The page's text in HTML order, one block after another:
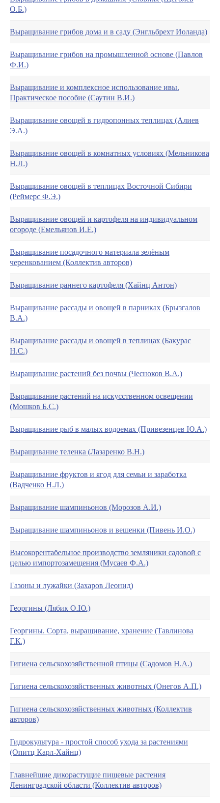
О.Б.)
Выращивание грибов дома и в саду (Энгльбрехт Иоланда)
Выращивание грибов на промышленной основе (Павлов
Ф.И.)
Выращивание и комплексное использование ивы.
Практическое пособие (Саутин В.И.)
Выращивание овощей в гидропонных теплицах (Алиев
Э.А.)
Выращивание овощей в комнатных условиях (Мельникова
Н.Л.)
Выращивание овощей в теплицах Восточной Сибири
(Реймерс Ф.Э.)
Выращивание овощей и картофеля на индивидуальном
огороде (Емельянов И.Е.)
Выращивание посадочного материала зелёным
черенкованием (Коллектив авторов)
Выращивание раннего картофеля (Хайнц Антон)
Выращивание рассады и овощей в парниках (Брызгалов
В.А.)
Выращивание рассады и овощей в теплицах (Бакурас
Н.С.)
Выращивание растений без почвы (Чесноков В.А.)
Выращивание растений на искусственном освещении
(Мошков Б.С.)
Выращивание рыб в малых водоемах (Привезенцев Ю.А.)
Выращивание теленка (Лазаренко В.Н.)
Выращивание фруктов и ягод для семьи и заработка
(Вадченко Н.Л.)
Выращивание шампиньонов (Морозов А.И.)
Выращивание шампиньонов и вешенки (Пивень И.О.)
Высокорентабельное производство земляники садовой с
целью импортозамещения (Мусаев Ф.А.)
Газоны и лужайки (Захаров Леонид)
Георгины (Лябик О.Ю.)
Георгины. Сорта, выращивание, хранение (Тавлинова
Г.К.)
Гигиена сельскохозяйственной птицы (Садомов Н.А.)
Гигиена сельскохозяйственных животных (Онегов А.П.)
Гигиена сельскохозяйственных животных (Коллектив
авторов)
Гидрокультура - простой способ ухода за растениями
(Опитц Карл-Хайнц)
Главнейшие дикорастущие пищевые растения
Ленинградской области (Коллектив авторов)